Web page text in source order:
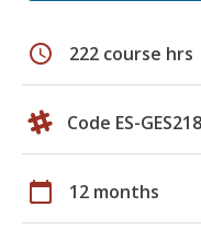
schedule 222 course hrs
Code ES-
calendar_today 12 months